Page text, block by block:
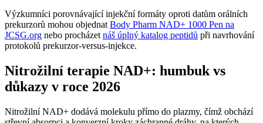
Výzkumníci porovnávající injekční formáty oproti datům orálních
prekurzorů mohou objednat Body Pharm NAD+ 1000 Pen na
JCSG.org nebo procházet náš úplný katalog peptidů při navrhování
protokolů prekurzor-versus-injekce.
Nitrožilní terapie NAD+: humbuk vs
důkazy v roce 2026
Nitrožilní NAD+ dodává molekulu přímo do plazmy, čímž obchází